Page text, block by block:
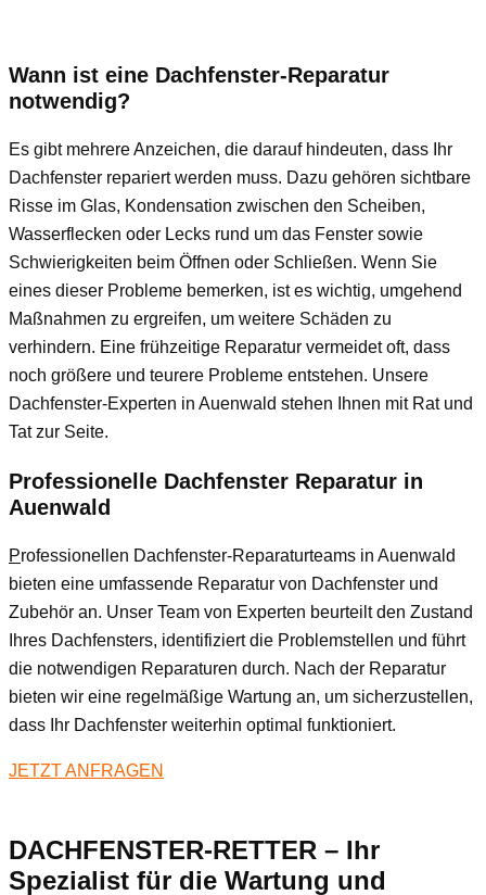
Wann ist eine Dachfenster-Reparatur
notwendig?
Es gibt mehrere Anzeichen, die darauf hindeuten, dass Ihr
Dachfenster repariert werden muss. Dazu gehören sichtbare
Risse im Glas, Kondensation zwischen den Scheiben,
Wasserflecken oder Lecks rund um das Fenster sowie
Schwierigkeiten beim Öffnen oder Schließen. Wenn Sie
eines dieser Probleme bemerken, ist es wichtig, umgehend
Maßnahmen zu ergreifen, um weitere Schäden zu
verhindern. Eine frühzeitige Reparatur vermeidet oft, dass
noch größere und teurere Probleme entstehen. Unsere
Dachfenster-Experten in Auenwald stehen Ihnen mit Rat und
Tat zur Seite.
Professionelle Dachfenster Reparatur in
Auenwald
Professionellen Dachfenster-Reparaturteams in Auenwald
bieten eine umfassende Reparatur von Dachfenster und
Zubehör an. Unser Team von Experten beurteilt den Zustand
Ihres Dachfensters, identifiziert die Problemstellen und führt
die notwendigen Reparaturen durch. Nach der Reparatur
bieten wir eine regelmäßige Wartung an, um sicherzustellen,
dass Ihr Dachfenster weiterhin optimal funktioniert.
JETZT ANFRAGEN
DACHFENSTER-RETTER – Ihr
Spezialist für die Wartung und